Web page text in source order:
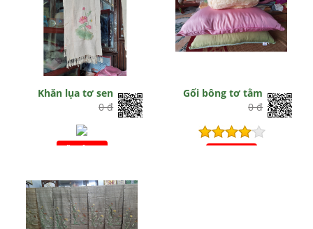
Khăn lụa tơ sen
0 đ
Hết hiệu lực
Gối bông tơ tằm
0 đ